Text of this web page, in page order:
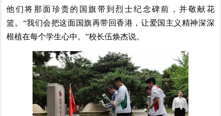
他们将那面珍贵的国旗带到烈士纪念碑前，并敬献花
篮。“我们会把这面国旗再带回香港，让爱国主义精神深深
根植在每个学生心中。”校长伍焕杰说。